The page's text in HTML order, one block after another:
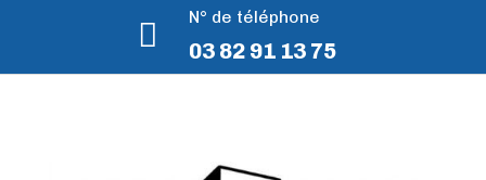
 N° de téléphone
03 82 91 13 75